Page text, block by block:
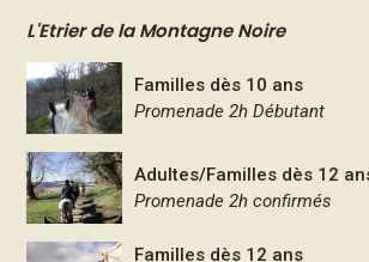
L'Etrier de la Montagne Noire
Familles dès 10 ans
Promenade 2h Débutant
Adultes/Familles dès 12
Promenade 2h confirmés
Familles dès 12 ans